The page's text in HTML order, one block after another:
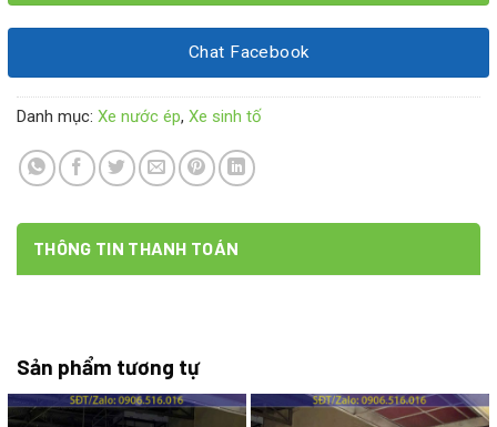
Chat Facebook
Danh mục: Xe nước ép, Xe sinh tố
THÔNG TIN THANH TOÁN
Sản phẩm tương tự